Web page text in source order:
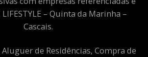
– Quinta da Marinha –
Cascais.
de Residências, Compra de